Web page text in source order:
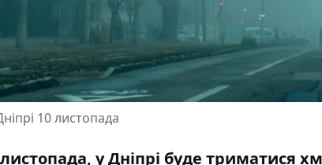
10 листопада
у Дніпрі буде триматися